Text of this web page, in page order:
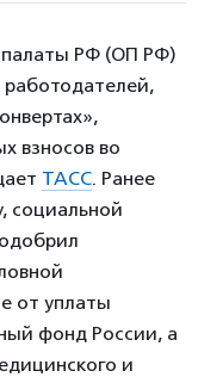
палаты РФ (ОП РФ)
взносов во
ТАСС. Ранее
социальной
от уплаты
фонд России, а
и